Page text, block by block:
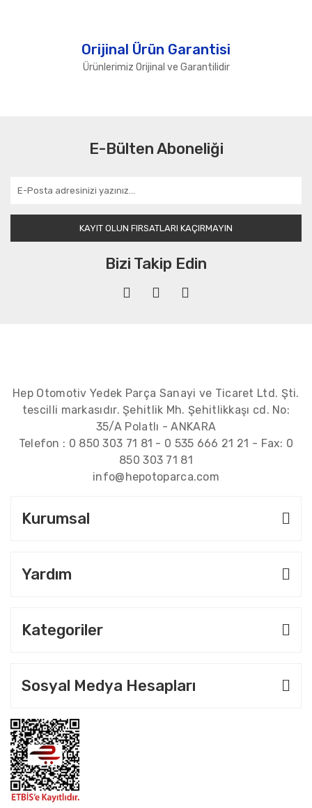
Orijinal Ürün Garantisi
Ürünlerimiz Orijinal ve Garantilidir
E-Bülten Aboneliği
KAYIT OLUN FIRSATLARI KAÇIRMAYIN
Bizi Takip Edin
Hep Otomotiv Yedek Parça Sanayi ve Ticaret Ltd. Şti.
tescilli markasıdır. Şehitlik Mh. Şehitlikkaşı cd. No:
35/A Polatlı - ANKARA
Telefon : 0 850 303 71 81 - 0 535 666 21 21 - Fax: 0
850 303 71 81
info@hepotoparca.com
Kurumsal
Yardım
Kategoriler
Sosyal Medya Hesapları